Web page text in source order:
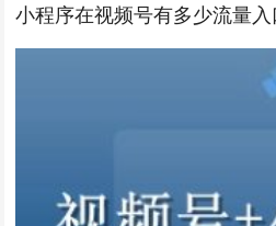
小程序在视频号有多少流量